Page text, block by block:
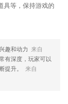
具等，保持游戏的
趣和动力 来自
有深度，玩家可以
升。
来自